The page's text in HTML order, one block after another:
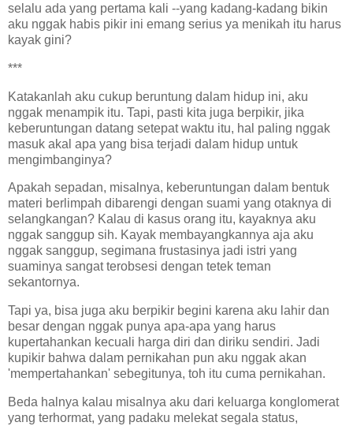
selalu ada yang pertama kali --yang kadang-kadang bikin
aku nggak habis pikir ini emang serius ya menikah itu harus
kayak gini?
***
Katakanlah aku cukup beruntung dalam hidup ini, aku
nggak menampik itu. Tapi, pasti kita juga berpikir, jika
keberuntungan datang setepat waktu itu, hal paling nggak
masuk akal apa yang bisa terjadi dalam hidup untuk
mengimbanginya?
Apakah sepadan, misalnya, keberuntungan dalam bentuk
materi berlimpah dibarengi dengan suami yang otaknya di
selangkangan? Kalau di kasus orang itu, kayaknya aku
nggak sanggup sih. Kayak membayangkannya aja aku
nggak sanggup, segimana frustasinya jadi istri yang
suaminya sangat terobsesi dengan tetek teman
sekantornya.
Tapi ya, bisa juga aku berpikir begini karena aku lahir dan
besar dengan nggak punya apa-apa yang harus
kupertahankan kecuali harga diri dan diriku sendiri. Jadi
kupikir bahwa dalam pernikahan pun aku nggak akan
'mempertahankan' sebegitunya, toh itu cuma pernikahan.
Beda halnya kalau misalnya aku dari keluarga konglomerat
yang terhormat, yang padaku melekat segala status,